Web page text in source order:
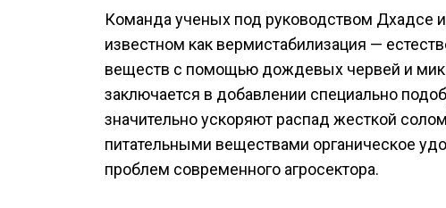
Команда ученых под руководством Дхадсе
известном как вермистабилизация —
веществ с помощью дождевых червей и
заключается в добавлении специально
значительно ускоряют распад жесткой
питательными веществами органическое
проблем современного агросектора.